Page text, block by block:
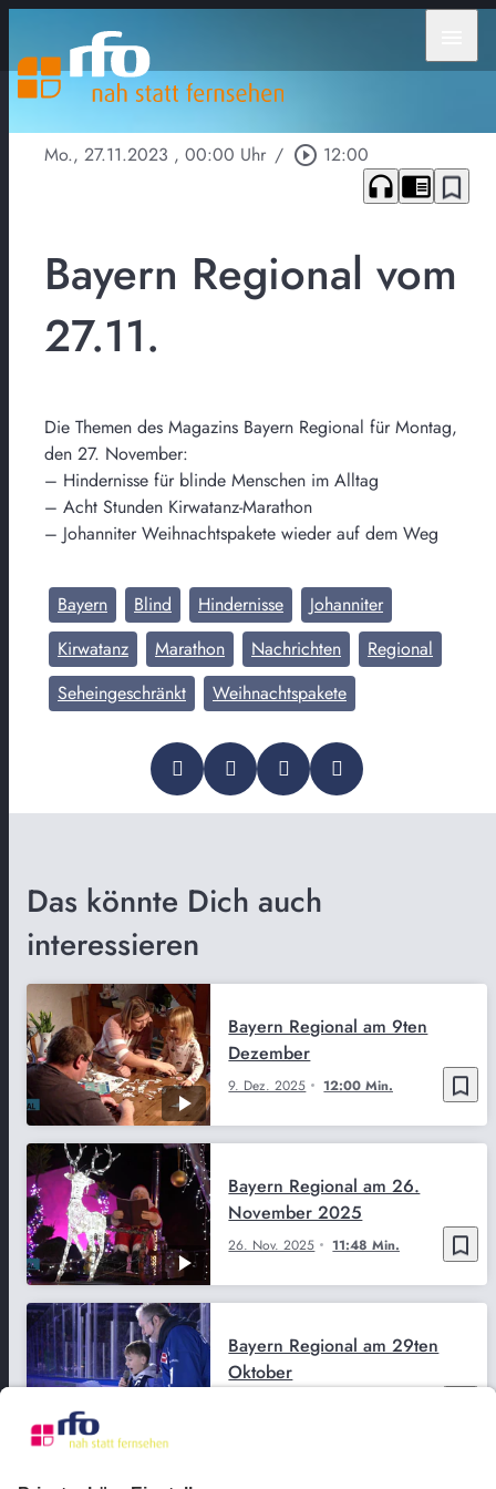
Mo., 27.11.2023 , 00:00 Uhr / play_circle_outline 12:00
headphones chrome_reader_mode bookmark_border
Bayern Regional vom
27.11.
Die Themen des Magazins Bayern Regional für Montag,
den 27. November:
– Hindernisse für blinde Menschen im Alltag
– Acht Stunden Kirwatanz-Marathon
– Johanniter Weihnachtspakete wieder auf dem Weg
Bayern Blind Hindernisse
Johanniter
Kirwatanz
Marathon Nachrichten
Regional
Seheingeschränkt
Weihnachtspakete
Das könnte Dich auch
interessieren
bookmark_border
9. Dez. 2025 12:00 Min.
Bayern Regional am 9ten
Dezember
bookmark_border
26. Nov. 2025 11:48 Min.
Bayern Regional am 26.
November 2025
Bayern Regional am 29ten
Oktober